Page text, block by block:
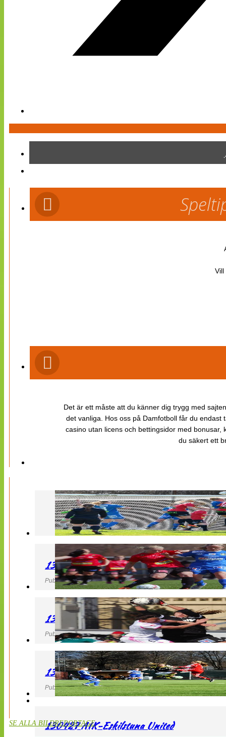
Vill
Det är ett måste att du känner dig trygg med
det vanliga. Hos oss på Damfotboll får du
casino utan licens och bettingsidor med
du säkert ett
130427 LB 07 – QBIK
Publicerad 27 April 2013, 22:40
130427 IF Limhamn Bunkeflo – QBIK
Publicerad 27 April 2013, 21:10
130427 LdB FC Malmö – Mallbackens IF
Publicerad 27 April 2013, 20:54
130427 AIK-Eskilstuna United
SE ALLA BILDREPORTAGE